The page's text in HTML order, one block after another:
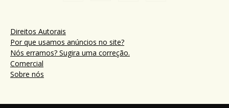
Direitos Autorais
Por que usamos anúncios no site?
Nós erramos? Sugira uma correção.
Comercial
Sobre nós